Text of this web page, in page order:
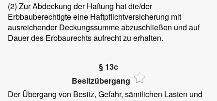
(2) Zur Abdeckung der Haftung hat die/der
Erbbauberechtigte eine Haftpflichtversicherung mit
ausreichender Deckungssumme abzuschließen und auf
Dauer des Erbbaurechts aufrecht zu erhalten.
§ 13c
Besitzübergang
Der Übergang von Besitz, Gefahr, sämtlichen Lasten und